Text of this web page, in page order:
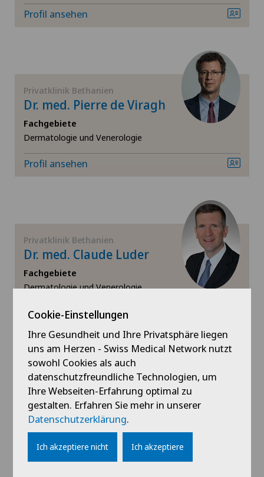
Bandscheibenvorfall Brustwirbelsäule
Bandscheibenvorfall Halswirbelsäule – Zervikale
Diskushernie
Bandscheibenvorfall Lendenwirbelsäule (LWS)
Da Vinci
Dermatologie und Venerologie
Dünndarmchirurgie
Ellbogenchirurgie
Endometriose
Fersenschmerzen
Frozen Shoulder
Profil ansehen
Privatklinik Bethanien
Dr. med. Pierre de Viragh
Fachgebiete
Dermatologie und Venerologie
Profil ansehen
Privatklinik Bethanien
Dr. med. Claude Luder
Fachgebiete
Dermatologie und Venerologie,
Privatklinik Bethanien
Prof. Dr. med. Mirjana
Maiwald
Fachgebiete
Cookie-Einstellungen
Ihre Gesundheit und Ihre Privatsphäre liegen
uns am Herzen - Swiss Medical Network nutzt
sowohl Cookies als auch
datenschutzfreundliche Technologien, um
Ihre Webseiten-Erfahrung optimal zu
gestalten. Erfahren Sie mehr in unserer
Datenschutzerklärung.
Ich akzeptiere nicht Ich akzeptiere